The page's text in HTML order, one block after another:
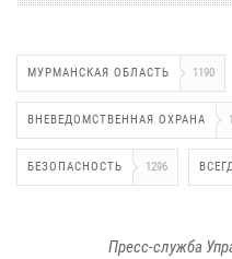
МУРМАНСКАЯ ОБЛАСТЬ 1190
ВНЕВЕДОМСТВЕННАЯ ОХРАНА
БЕЗОПАСНОСТЬ 1296
Пресс-служба